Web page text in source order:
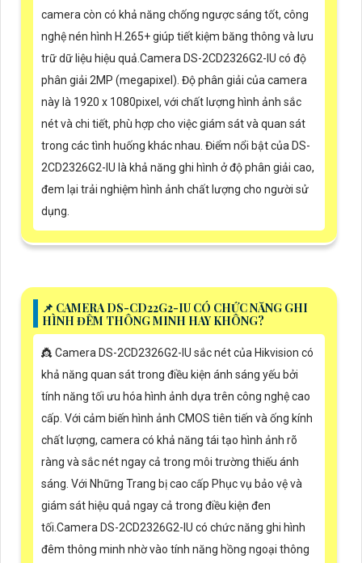
camera còn có khả năng chống ngược sáng tốt, công
nghệ nén hình H.265+ giúp tiết kiệm băng thông và lưu
trữ dữ liệu hiệu quả.Camera DS-2CD2326G2-IU có độ
phân giải 2MP (megapixel). Độ phân giải của camera
này là 1920 x 1080pixel, với chất lượng hình ảnh sắc
nét và chi tiết, phù hợp cho việc giám sát và quan sát
trong các tình huống khác nhau. Điểm nổi bật của DS-
2CD2326G2-IU là khả năng ghi hình ở độ phân giải cao,
đem lại trải nghiệm hình ảnh chất lượng cho người sử
dụng.
📌 CAMERA DS-CD22G2-IU CÓ CHỨC NĂNG GHI
HÌNH ĐÊM THÔNG MINH HAY KHÔNG?
👸 Camera DS-2CD2326G2-IU sắc nét của Hikvision có
khả năng quan sát trong điều kiện ánh sáng yếu bởi
tính năng tối ưu hóa hình ảnh dựa trên công nghệ cao
cấp. Với cảm biến hình ảnh CMOS tiên tiến và ống kính
chất lượng, camera có khả năng tái tạo hình ảnh rõ
ràng và sắc nét ngay cả trong môi trường thiếu ánh
sáng. Với Những Trang bị cao cấp Phục vụ bảo vệ và
giám sát hiệu quả ngay cả trong điều kiện đen
tối.Camera DS-2CD2326G2-IU có chức năng ghi hình
đêm thông minh nhờ vào tính năng hồng ngoại thông